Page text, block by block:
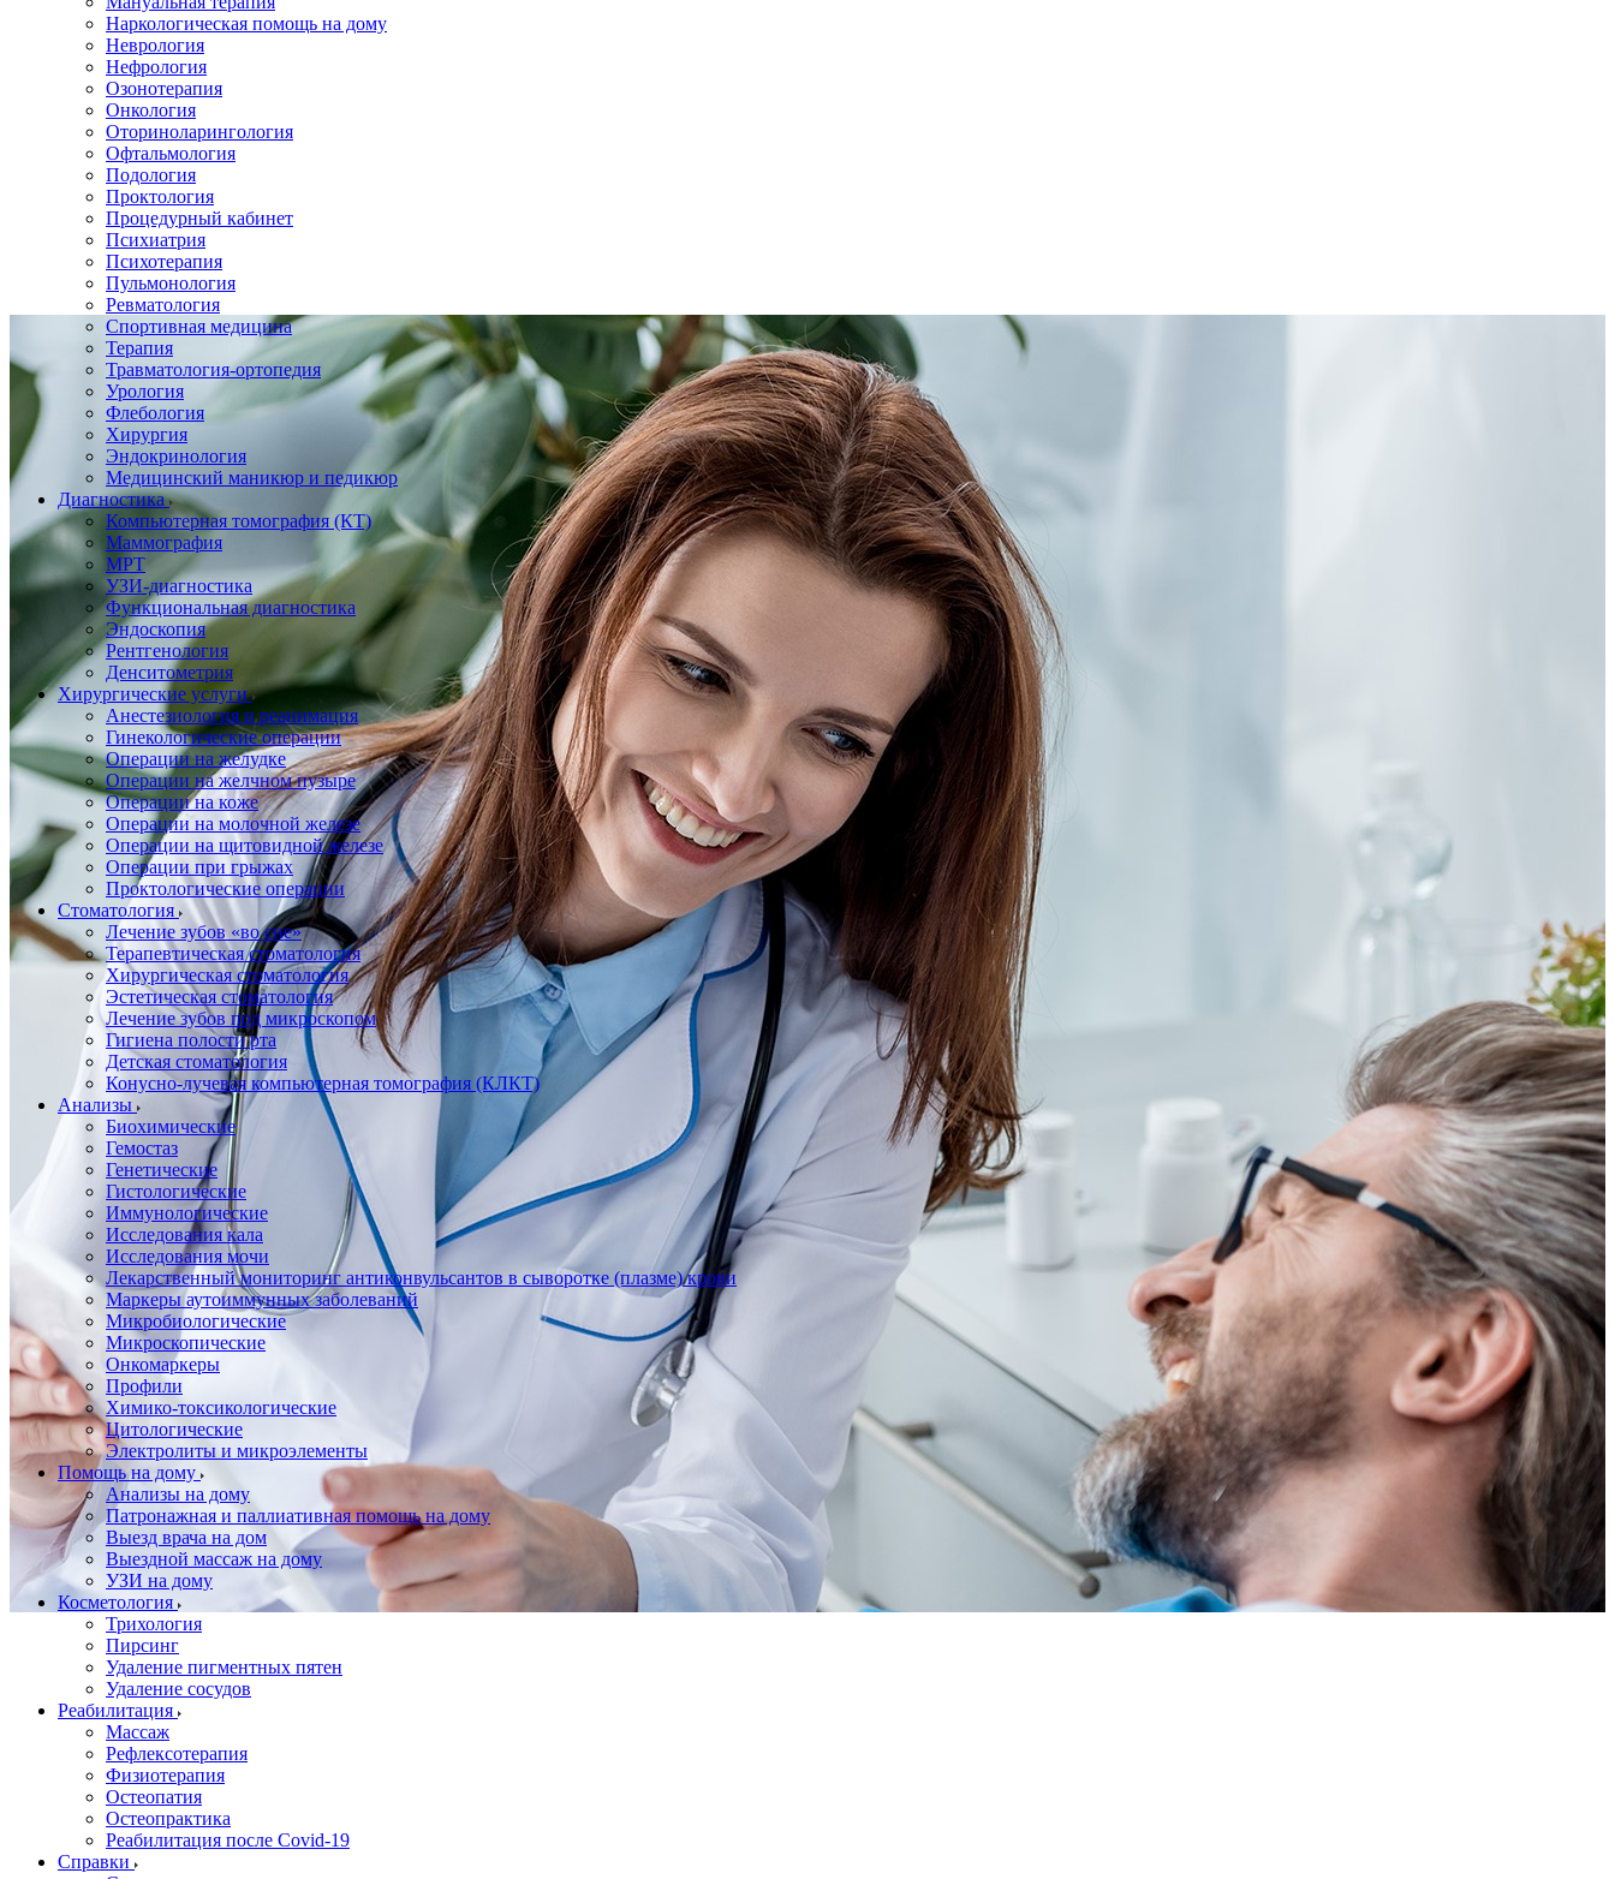
Наркологическая помощь на дому
Неврология
Нефрология
Озонотерапия
Онкология
Оториноларингология
Офтальмология
Подология
Проктология
Процедурный кабинет
Психиатрия
Психотерапия
Пульмонология
Ревматология
Спортивная медицина
Терапия
Травматология-ортопедия
Урология
Флебология
Хирургия
Эндокринология
Медицинский маникюр и педикюр
Диагностика
Компьютерная томография (КТ)
Маммография
МРТ
УЗИ-диагностика
Функциональная диагностика
Эндоскопия
Рентгенология
Денситометрия
Хирургические услуги
Анестезиология и реанимация
Гинекологические операции
Операции на желудке
Операции на желчном пузыре
Операции на коже
Операции на молочной железе
Операции на щитовидной железе
Операции при грыжах
Проктологические операции
Стоматология
Лечение зубов «во сне»
Терапевтическая стоматология
Хирургическая стоматология
Эстетическая стоматология
Лечение зубов под микроскопом
Гигиена полости рта
Детская стоматология
Конусно-лучевая компьютерная томография (КЛКТ)
Анализы
Биохимические
Гемостаз
Генетические
Гистологические
Иммунологические
Исследования кала
Исследования мочи
Лекарственный мониторинг антиконвульсантов в сыворотке (плазме) крови
Маркеры аутоиммунных заболеваний
Микробиологические
Микроскопические
Онкомаркеры
Профили
Химико-токсикологические
Цитологические
Электролиты и микроэлементы
Помощь на дому
Анализы на дому
Патронажная и паллиативная помощь на дому
Выезд врача на дом
Выездной массаж на дому
УЗИ на дому
Косметология
Трихология
Пирсинг
Удаление пигментных пятен
Удаление сосудов
Реабилитация
Массаж
Рефлексотерапия
Физиотерапия
Остеопатия
Остеопрактика
Реабилитация после Covid-19
Справки